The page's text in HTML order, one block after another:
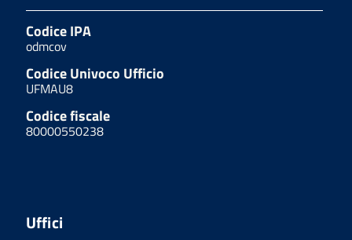
Codice IPA
odmcov
Codice Univoco Ufficio
UFMAU8
Codice fiscale
80000550238
Uffici